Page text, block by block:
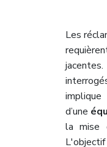
Les
jacentes.
implique
d’une
la mise